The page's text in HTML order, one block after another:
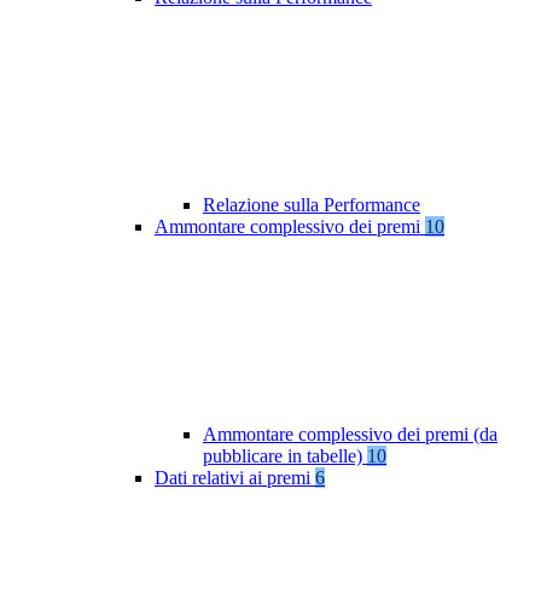
Relazione sulla Performance
Ammontare complessivo dei premi 10
Ammontare complessivo dei premi (da
pubblicare in tabelle) 10
Dati relativi ai premi 6